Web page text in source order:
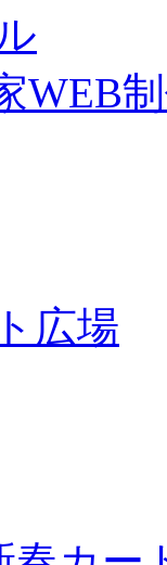
WEB
広場